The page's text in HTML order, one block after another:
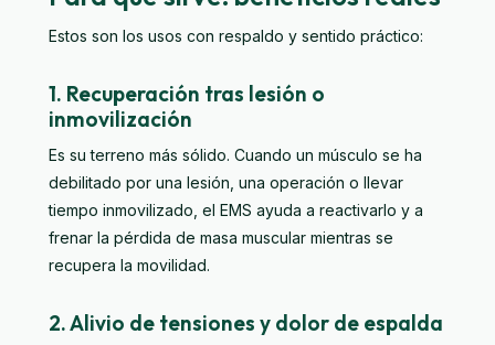
Estos son los usos con respaldo y sentido práctico:
1. Recuperación tras lesión o
inmovilización
Es su terreno más sólido. Cuando un músculo se ha
debilitado por una lesión, una operación o llevar
tiempo inmovilizado, el EMS ayuda a reactivarlo y a
frenar la pérdida de masa muscular mientras se
recupera la movilidad.
2. Alivio de tensiones y dolor de espalda